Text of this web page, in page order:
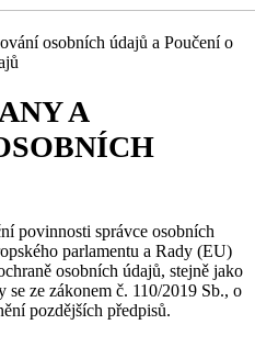
osobních údajů a Poučení o
A
povinnosti správce osobních
parlamentu a Rady (EU)
osobních údajů, stejně jako
ze zákonem č. 110/2019 Sb., o
pozdějších předpisů.